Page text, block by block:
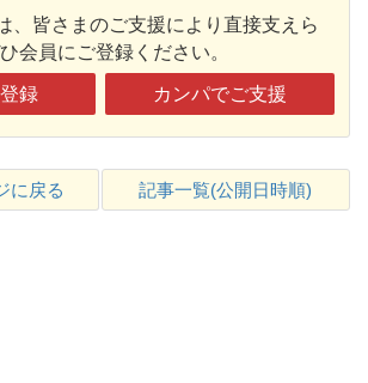
、皆さまのご支援により直接支えら
会員にご登録ください。
録 カンパでご支援
に戻る 記事一覧(公開日時順)